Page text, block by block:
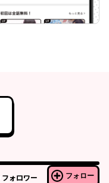
フォロワー フォロー